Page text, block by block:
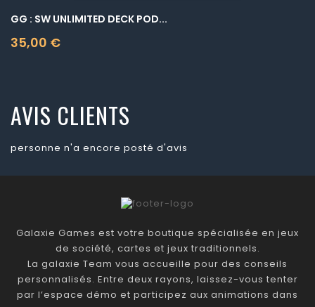
GG : SW UNLIMITED DECK POD...
35,00 €
Prix
AVIS CLIENTS
personne n'a encore posté d'avis
Galaxie Games est votre boutique spécialisée en jeux
de société, cartes et jeux traditionnels.
La galaxie Team vous accueille pour des conseils
personnalisés. Entre deux rayons, laissez-vous tenter
par l’espace démo et participez aux animations dans